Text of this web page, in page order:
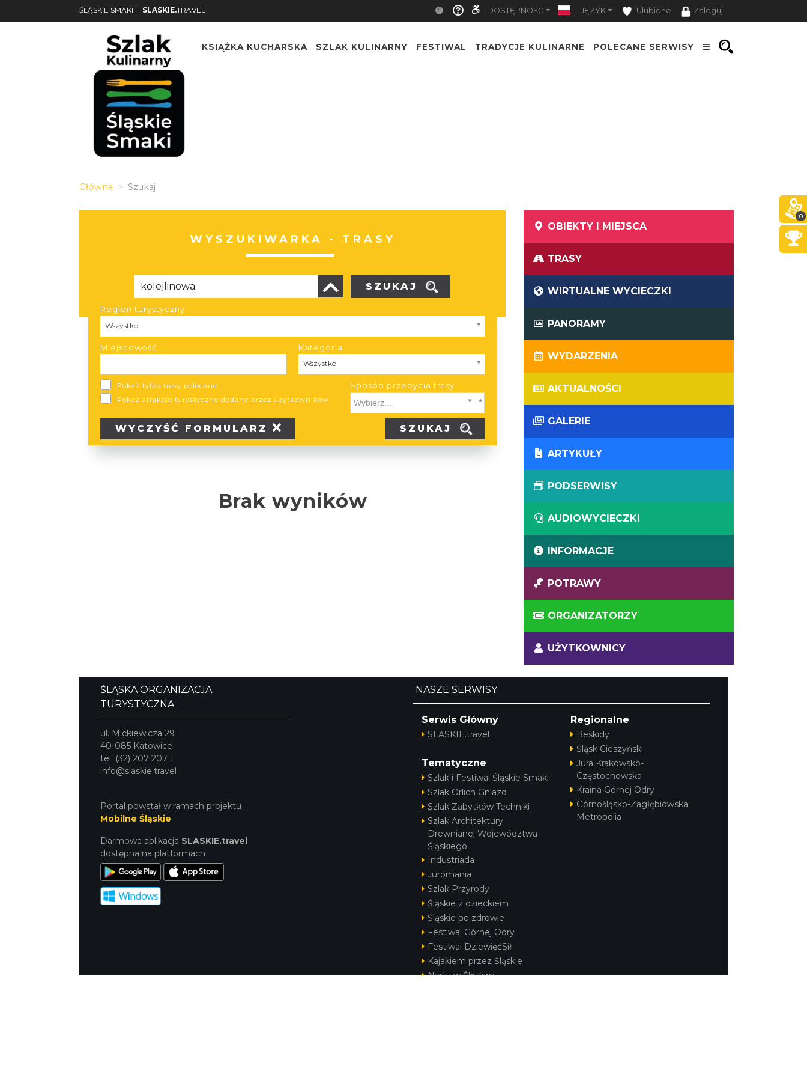
ŚLĄSKIE SMAKI | SLASKIE.TRAVEL DOSTĘPNOŚĆ JĘZYK Ulubione Zaloguj
KSIĄŻKA KUCHARSKA SZLAK KULINARNY FESTIWAL TRADYCJE KULINARNE POLECANE SERWISY
Główna Szukaj
WYSZUKIWARKA - TRASY
Region turystyczny
Wszystko
Region
turystyczny
Miejscowość
Kategoria
Wszystko
Kategoria
Pokaż tylko trasy polecane
Pokaż atrakcje turystyczne dodane przez użytkowników
Sposób przebycia trasy
WYCZYŚĆ FORMULARZ SZUKAJ
SZUKAJ
Brak wyników
OBIEKTY I MIEJSCA
TRASY
WIRTUALNE WYCIECZKI
PANORAMY
WYDARZENIA
AKTUALNOŚCI
GALERIE
ARTYKUŁY
PODSERWISY
AUDIOWYCIECZKI
INFORMACJE
POTRAWY
ORGANIZATORZY
UŻYTKOWNICY
ŚLĄSKA ORGANIZACJA
TURYSTYCZNA
ul. Mickiewicza 29
40-085 Katowice
tel. (32) 207 207 1
info@slaskie.travel
Portal powstał w ramach projektu
Mobilne Śląskie
Darmowa aplikacja SLASKIE.travel
dostępna na platformach
NASZE SERWISY
Serwis Główny
SLASKIE.travel
Tematyczne
Szlak i Festiwal Śląskie Smaki
Szlak Orlich Gniazd
Szlak Zabytków Techniki
Szlak Architektury
Drewnianej Województwa
Śląskiego
Industriada
Juromania
Szlak Przyrody
Śląskie z dzieckiem
Śląskie po zdrowie
Festiwal Górnej Odry
Festiwal DziewięćSił
Kajakiem przez Śląskie
Narty w Śląskim
Regionalne
Beskidy
Śląsk Cieszyński
Jura Krakowsko-
Częstochowska
Kraina Górnej Odry
Górnośląsko-Zagłębiowska
Metropolia
0